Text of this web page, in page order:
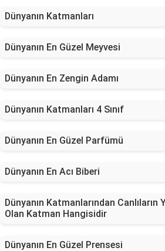
Dünyanın Katmanları
Dünyanın En Güzel Meyvesi
Dünyanın En Zengin Adamı
Dünyanın Katmanları 4 Sınıf
Dünyanın En Güzel Parfümü
Dünyanın En Acı Biberi
Dünyanın Katmanlarından Canlıların
Olan Katman Hangisidir
Dünyanın En Güzel Prensesi